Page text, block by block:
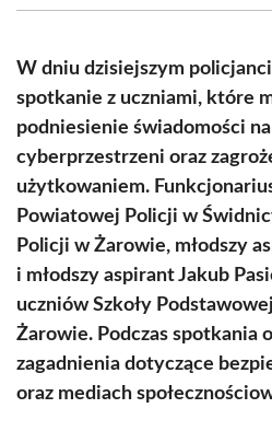
(Twitter)
W dniu dzisiejszym
spotkanie z uczniami, które
podniesienie świadomości
cyberprzestrzeni oraz
użytkowaniem.
Powiatowej Policji w
Policji w Żarowie, młodszy
i młodszy aspirant Jakub
uczniów Szkoły
Żarowie. Podczas spotkania
zagadnienia dotyczące
oraz mediach